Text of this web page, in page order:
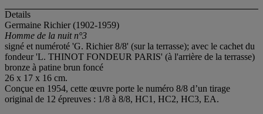
Details
Germaine Richier (1902-1959)
Homme de la nuit n°3
signé et numéroté 'G. Richier 8/8' (sur la terrasse); avec le cachet du
fondeur 'L. THINOT FONDEUR PARIS' (à l'arrière de la terrasse)
bronze à patine brun foncé
26 x 17 x 16 cm.
Conçue en 1954, cette œuvre porte le numéro 8/8 d’un tirage
original de 12 épreuves : 1/8 à 8/8, HC1, HC2, HC3, EA.